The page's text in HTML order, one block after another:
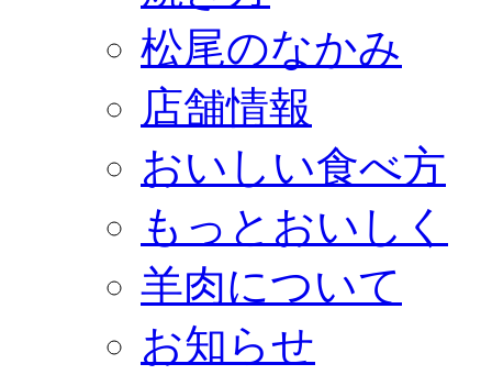
松尾のなかみ
店舗情報
おいしい食べ方
もっとおいしく
羊肉について
お知らせ